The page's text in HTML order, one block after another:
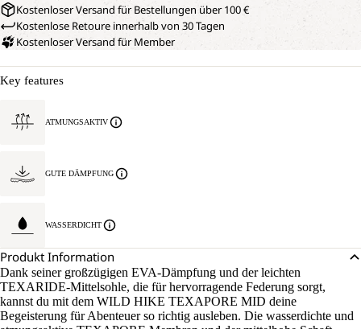
Kostenloser Versand für Bestellungen über 100 €
Kostenlose Retoure innerhalb von 30 Tagen
Kostenloser Versand für Member
Key features
ATMUNGSAKTIV
GUTE DÄMPFUNG
WASSERDICHT
Produkt Information
Dank seiner großzügigen EVA-Dämpfung und der leichten
TEXARIDE-Mittelsohle, die für hervorragende Federung sorgt,
kannst du mit dem WILD HIKE TEXAPORE MID deine
Begeisterung für Abenteuer so richtig ausleben. Die wasserdichte und